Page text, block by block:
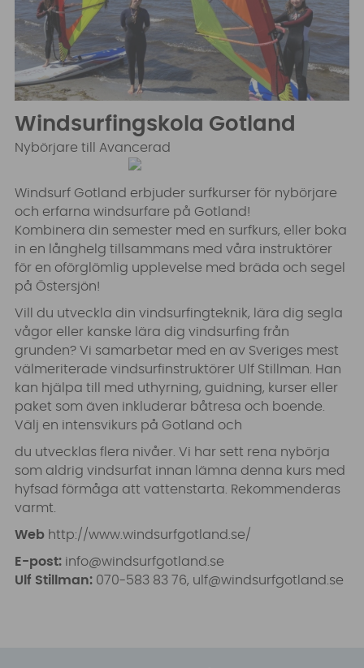
Windsurfingskola Gotland
Nybörjare till Avancerad
Windsurf Gotland erbjuder surfkurser för nybörjare
och erfarna windsurfare på Gotland!
Kombinera din semester med en surfkurs, eller boka
in en långhelg tillsammans med våra instruktörer
för en oförglömlig upplevelse med bräda och segel
på Östersjön!
Vill du utveckla din vindsurfingteknik, lära dig segla
vågor eller kanske lära dig vindsurfing från
grunden? Vi samarbetar med en av Sveriges mest
välmeriterade vindsurfinstruktörer Ulf Stillman. Han
kan hjälpa till med uthyrning, guidning, kurser eller
paket som även inkluderar båtresa och boende.
Välj en intensvikurs på Gotland och
du utvecklas flera nivåer. Vi har sett rena nybörja
som aldrig vindsurfat innan lämna denna kurs med
hyfsad förmåga att vattenstarta. Rekommenderas
varmt.
Web http://www.windsurfgotland.se/
E-post: info@windsurfgotland.se
Ulf Stillman: 070-583 83 76, ulf@windsurfgotland.se